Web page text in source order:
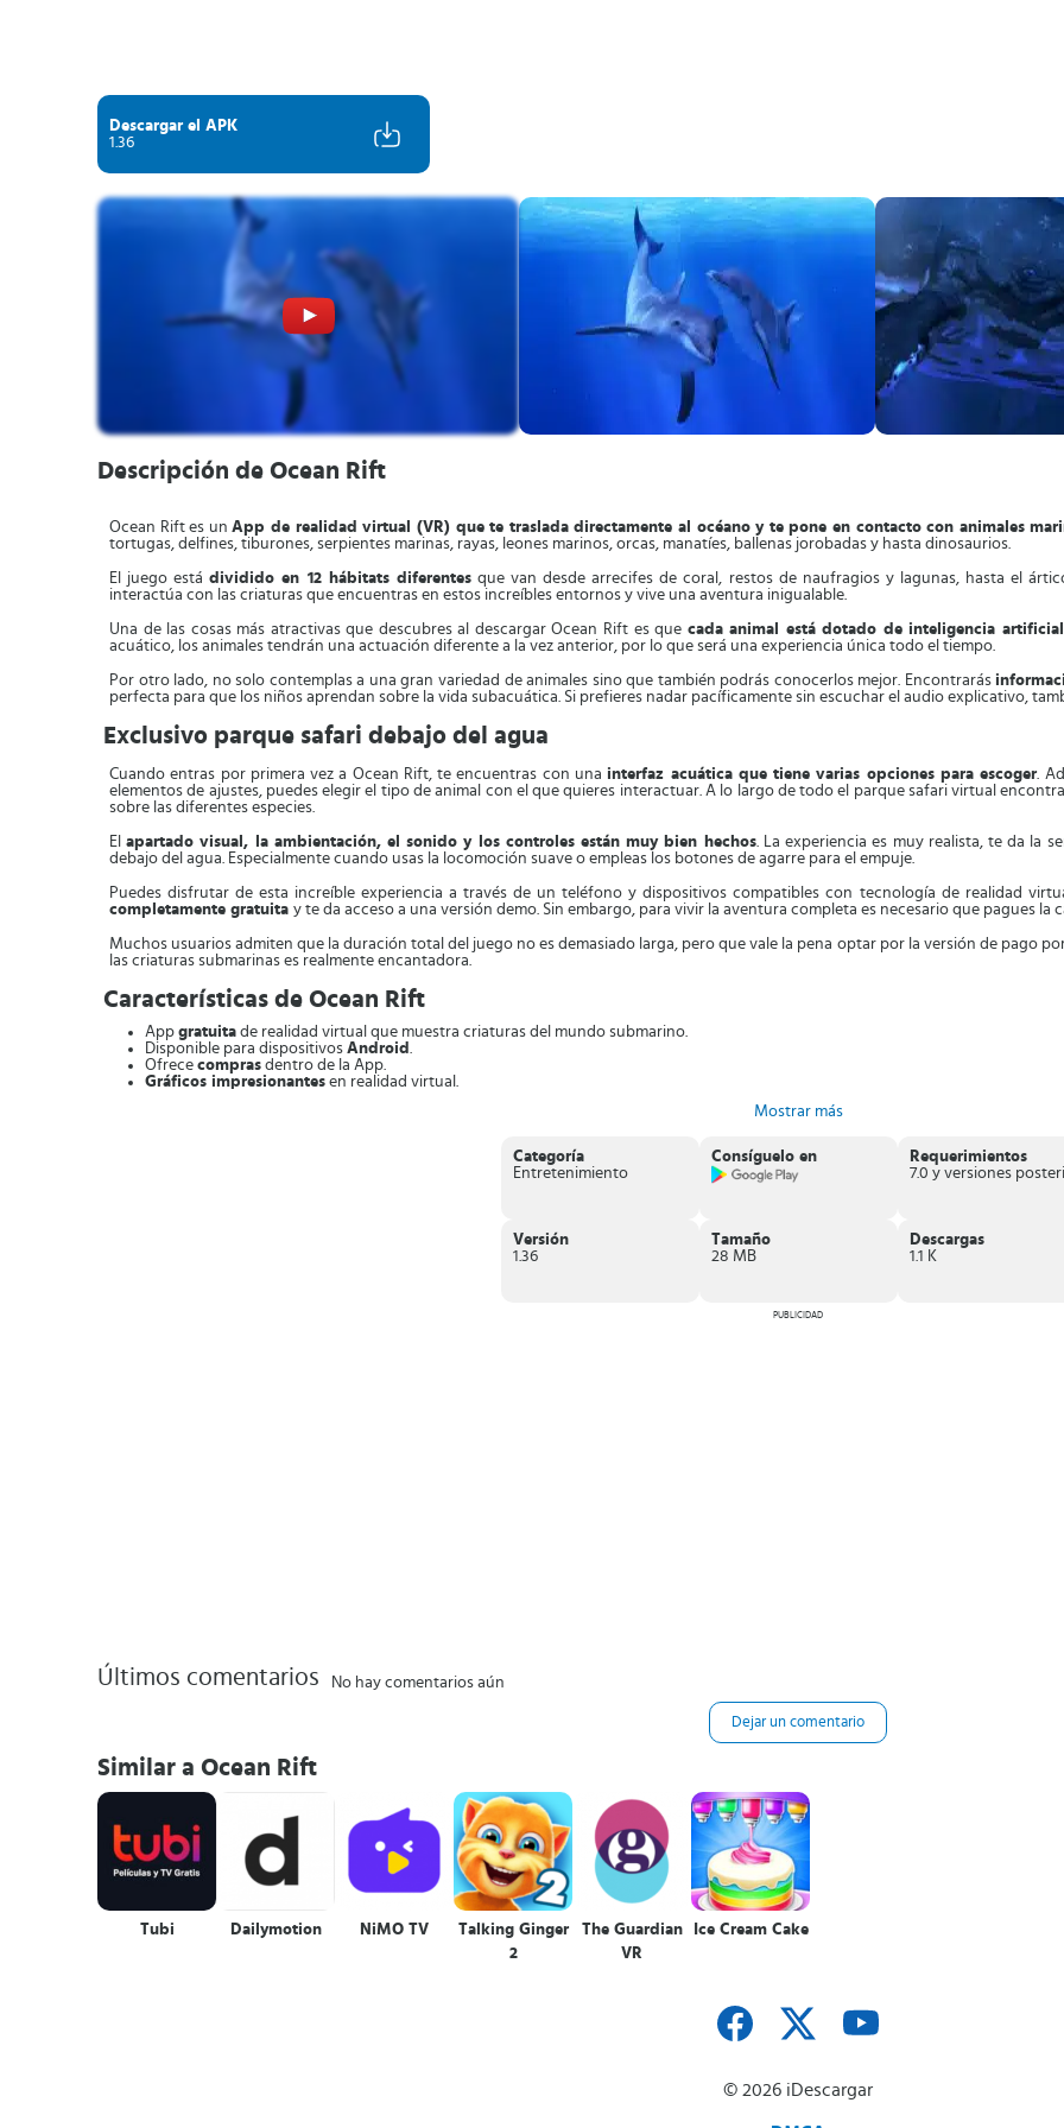
Descargar el APK
1.36
Descripción de Ocean Rift
Ocean Rift es unApp de realidad virtual (VR) que te traslada directamente al océano y te pone en contacto con animales
tortugas, delfines, tiburones, serpientes marinas, rayas, leones marinos, orcas, manatíes, ballenas jorobadas y hasta dinosaurios.
El juego estádividido en 12 hábitats diferentesque van desde arrecifes de coral, restos de naufragios y lagunas, hasta el
interactúa con las criaturas que encuentras en estos increíbles entornos y vive una aventura inigualable.
Una de las cosas más atractivas que descubres al descargar Ocean Rift es que cada animal está dotado de inteligencia artificial
acuático, los animales tendrán una actuación diferente a la vez anterior, por lo que será una experiencia única todo el tiempo.
Por otro lado, no solo contemplas a una gran variedad de animales sino que también podrás conocerlos mejor. Encontrarás
perfecta para que los niños aprendan sobre la vida subacuática. Si prefieres nadar pacíficamente sin escuchar el audio explicativo,
Exclusivo parque safari debajo del agua
Cuando entras por primera vez a Ocean Rift, te encuentras con una interfaz acuática que tiene varias opciones para escoger.
elementos de ajustes, puedes elegir el tipo de animal con el que quieres interactuar. A lo largo de todo el parque safari virtual
sobre las diferentes especies.
Elapartado visual, la ambientación, el sonido y los controles están muy bien hechos. La experiencia es muy realista, te da la
debajo del agua. Especialmente cuando usas la locomoción suave o empleas los botones de agarre para el empuje.
Puedes disfrutar de esta increíble experiencia a través de un teléfono y dispositivos compatibles con tecnología de realidad
completamente gratuita y te da acceso a una versión demo. Sin embargo, para vivir la aventura completa es necesario que pagues
Muchos usuarios admiten que la duración total del juego no es demasiado larga, pero que vale la pena optar por la versión de pago
las criaturas submarinas es realmente encantadora.
Características de Ocean Rift
App gratuita de realidad virtual que muestra criaturas del mundo submarino.
Disponible para dispositivos Android .
Ofrece compras dentro de la App.
Gráficos impresionantes en realidad virtual.
En definitiva, si tienes dispositivos de realidad virtual y un equipo móvil compatible con esta tecnología, no dudes en descargar
Mostrar más
Categoría
Entretenimiento
Consíguelo en
Requerimientos
Versión
1.36
Tamaño
28 MB
Descargas
1.1 K
PUBLICIDAD
Últimos comentarios No hay comentarios aún
Dejar un comentario
Similar a Ocean Rift
Tubi Dailymotion NiMO TV
Talking Ginger
2
The Guardian
VR
Ice Cream Cake
© 2026 iDescargar